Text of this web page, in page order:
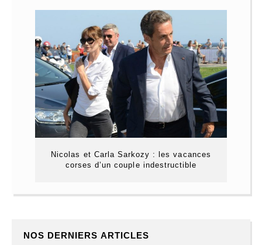
Nicolas et Carla Sarkozy : les vacances
corses d’un couple indestructible
NOS DERNIERS ARTICLES